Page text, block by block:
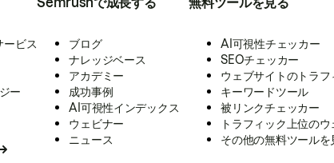
ービス
ー
ブログ
ナレッジベース
アカデミー
成功事例
AI可視性インデックス
ウェビナー
ニュース
AI可視性チェッカー
SEOチェッカー
ウェブサイトのトラ
キーワードツール
被リンクチェッカー
トラフィック上位の
その他の無料ツールを